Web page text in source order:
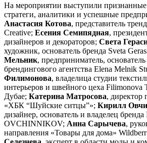
На мероприятии выступили
стратеги, аналитики и успешные
Анастасия Котова, представитель
Creative; Есения Семипядная,
дизайнеров и декораторов; Света
художник, основатель бренда Sveta
Мельник, предприниматель,
брендингового агентства Elena Melnik
Филимонова, владелица студии
интерьеров и швейного цеха Filimonova
Дубае; Катерина Матросова,
«ХБК “Шуйские ситцы”»; Кирилл
дизайнер, основатель и владелец
OVCHINNIKOV; Анна Сарычева,
направления «Товары для дома»